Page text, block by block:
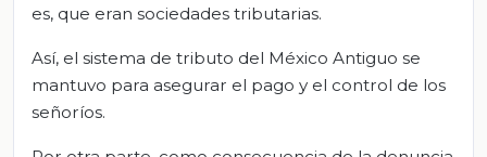
es, que eran sociedades tributarias.
Así, el sistema de tributo del México Antiguo se
mantuvo para asegurar el pago y el control de los
señoríos.